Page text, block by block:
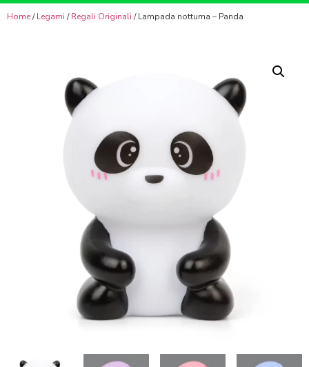
Home/Legami /Regali Originali / Lampada notturna – Panda